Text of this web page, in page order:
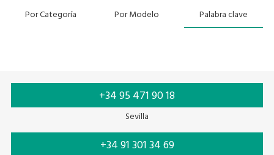
Por Categoría Por Modelo Palabra clave
+34 95 471 90 18
Sevilla
+34 91 301 34 69